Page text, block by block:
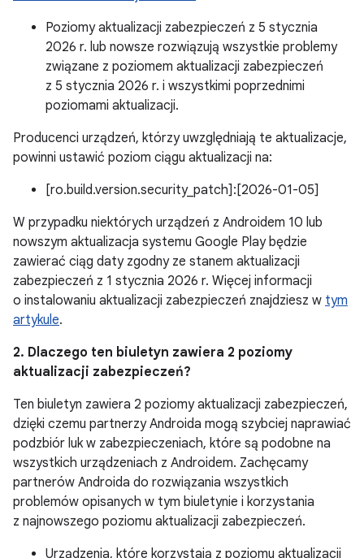
Poziomy aktualizacji zabezpieczeń z 5 stycznia
2026 r. lub nowsze rozwiązują wszystkie problemy
związane z poziomem aktualizacji zabezpieczeń
z 5 stycznia 2026 r. i wszystkimi poprzednimi
poziomami aktualizacji.
Producenci urządzeń, którzy uwzględniają te aktualizacje,
powinni ustawić poziom ciągu aktualizacji na:
[ro.build.version.security_patch]:[2026-01-05]
W przypadku niektórych urządzeń z Androidem 10 lub
nowszym aktualizacja systemu Google Play będzie
zawierać ciąg daty zgodny ze stanem aktualizacji
zabezpieczeń z 1 stycznia 2026 r. Więcej informacji
o instalowaniu aktualizacji zabezpieczeń znajdziesz w tym
artykule.
2. Dlaczego ten biuletyn zawiera 2 poziomy
aktualizacji zabezpieczeń?
Ten biuletyn zawiera 2 poziomy aktualizacji zabezpieczeń,
dzięki czemu partnerzy Androida mogą szybciej naprawiać
podzbiór luk w zabezpieczeniach, które są podobne na
wszystkich urządzeniach z Androidem. Zachęcamy
partnerów Androida do rozwiązania wszystkich
problemów opisanych w tym biuletynie i korzystania
z najnowszego poziomu aktualizacji zabezpieczeń.
Urządzenia, które korzystają z poziomu aktualizacji